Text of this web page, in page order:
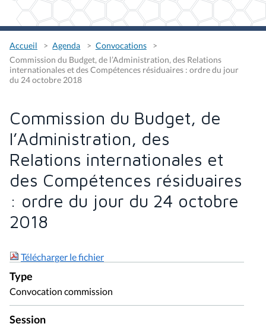
Accueil Agenda
Convocations
Commission du Budget, de l’Administration, des Relations
internationales et des Compétences résiduaires : ordre du jour
du 24 octobre 2018
Commission du Budget, de
l’Administration, des
Relations internationales et
des Compétences résiduaires
: ordre du jour du 24 octobre
2018
Télécharger le fichier
Type
Convocation commission
Session